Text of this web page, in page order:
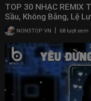
TOP 30 NHẠC REMIX
Sầu, Không Bằng, Lệ
NONSTOP VN 68 lượt xem